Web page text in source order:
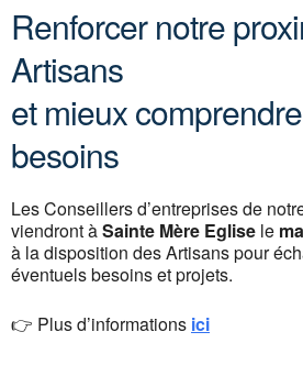
Renforcer notre
Artisans
et mieux
besoins
Les Conseillers d’entreprises de
viendront àSainte Mère Eglise le
à la disposition des Artisans pour
éventuels besoins et projets.
👉 Plus d’informations ici